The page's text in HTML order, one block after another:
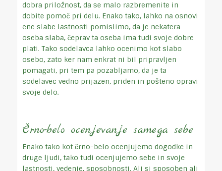
dobra priložnost, da se malo razbremenite in
dobite pomoč pri delu. Enako tako, lahko na osnovi
ene slabe lastnosti pomislimo, da je nekatera
oseba slaba, čeprav ta oseba ima tudi svoje dobre
plati. Tako sodelavca lahko ocenimo kot slabo
osebo, zato ker nam enkrat ni bil pripravljen
pomagati, pri tem pa pozabljamo, da je ta
sodelavec vedno prijazen, priden in pošteno opravi
svoje delo.
Črno-belo ocenjevanje samega sebe
Enako tako kot črno-belo ocenjujemo dogodke in
druge ljudi, tako tudi ocenjujemo sebe in svoje
lastnosti, vedenje, sposobnosti. Ali si sposoben ali